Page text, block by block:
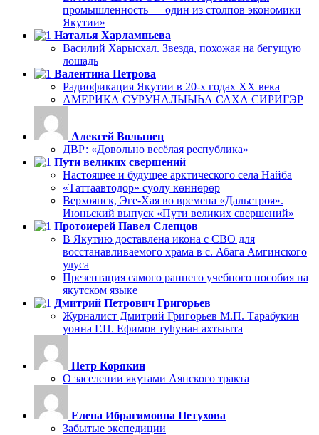
промышленность — один из столпов экономики
Якутии»
Наталья Харлампьева
Василий Харысхал. Звезда, похожая на бегущую
лошадь
Валентина Петрова
Радиофикация Якутии в 20-х годах ХХ века
АМЕРИКА СУРУНАЛЫЫҺА САХА СИРИГЭР
Алексей Волынец
ДВР: «Довольно весёлая республика»
Пути великих свершений
Настоящее и будущее арктического села Найба
«Таттаавтодор» суолу көннөрөр
Верхоянск, Эге-Хая во времена «Дальстроя».
Июньский выпуск «Пути великих свершений»
Протоиерей Павел Слепцов
В Якутию доставлена икона с СВО для
восстанавливаемого храма в с. Абага Амгинского
улуса
Презентация самого раннего учебного пособия на
якутском языке
Дмитрий Петрович Григорьев
Журналист Дмитрий Григорьев М.П. Тарабукин
уонна Г.П. Ефимов туһунан ахтыыта
Петр Корякин
О заселении якутами Аянского тракта
Елена Ибрагимовна Петухова
Забытые экспедиции